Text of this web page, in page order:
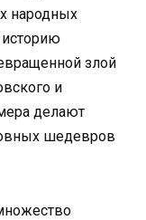
народных
историю
злой
и
делают
шедевров